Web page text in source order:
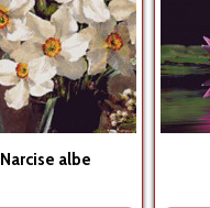
Narcise albe